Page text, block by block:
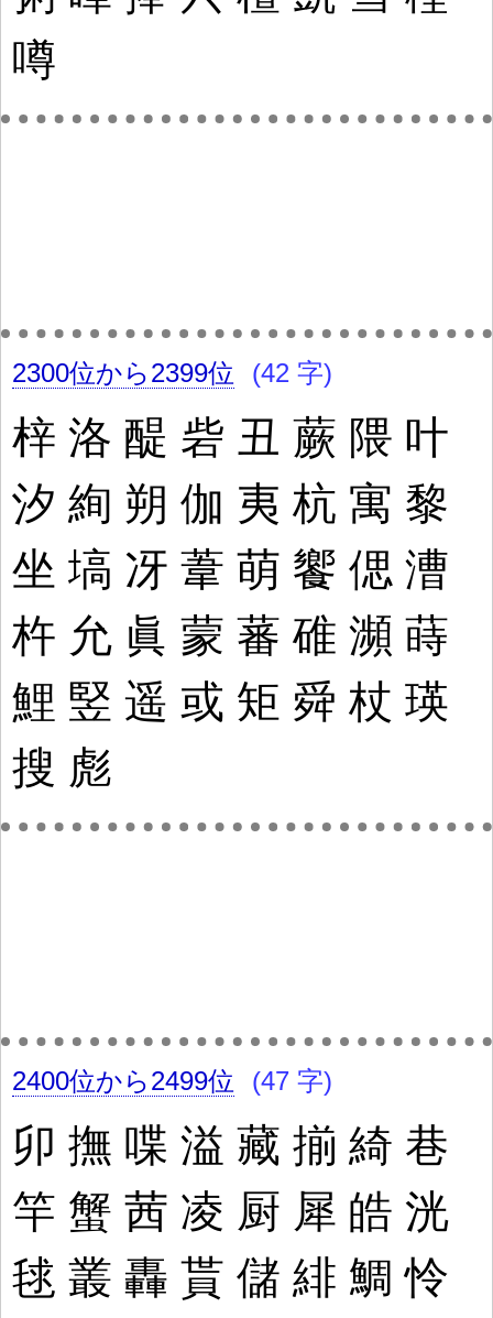
噂
2300位から2399位 (42 字)
梓 洛 醍 砦 丑 蕨 隈 叶
汐 絢 朔 伽 夷 杭 寓 黎
坐 塙 冴 葦 萌 饗 偲 漕
杵 允 眞 蒙 蕃 碓 瀕 蒔
鯉 竪 遥 或 矩 舜 杖 瑛
搜 彪
2400位から2499位 (47 字)
卯 撫 喋 溢 藏 揃 綺 巷
竿 蟹 茜 凌 厨 犀 皓 洸
毬 叢 轟 貰 儲 緋 鯛 怜